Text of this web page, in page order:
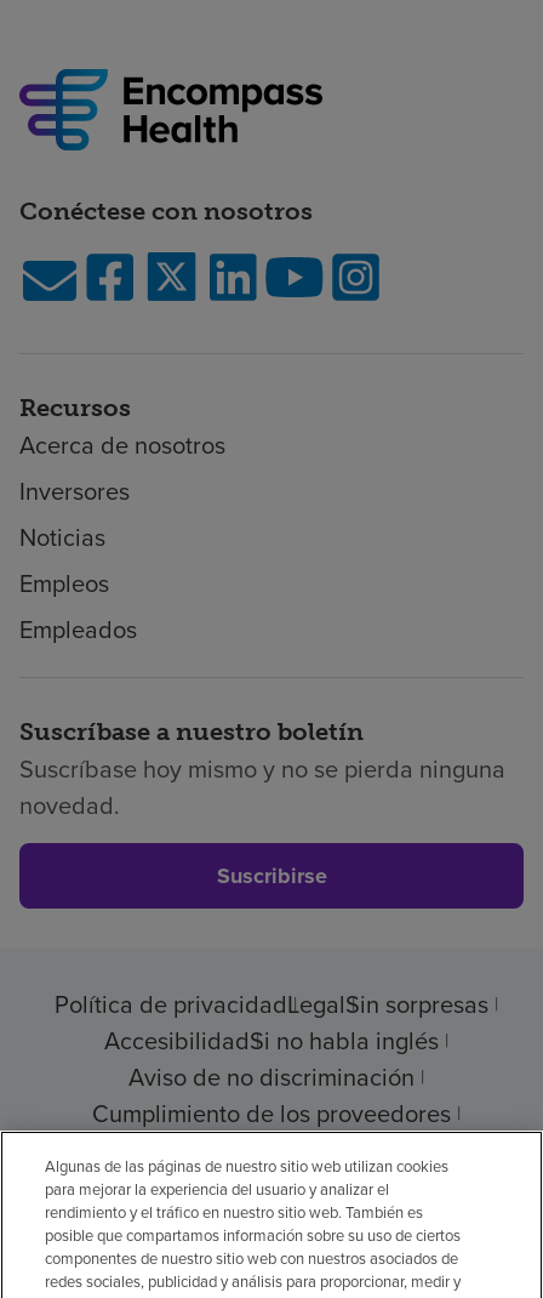
Conéctese con nosotros
Recursos
Acerca de nosotros
Inversores
Noticias
Empleos
Empleados
Suscríbase a nuestro boletín
Suscríbase hoy mismo y no se pierda ninguna
novedad.
Suscribirse
Política de privacidadLegalSin sorpresas
AccesibilidadSi no habla inglés
Aviso de no discriminación
Cumplimiento de los proveedores
Transparencia de precios
© 2026 Encompass Health Corporation
Algunas de las páginas de nuestro sitio web utilizan cookies
para mejorar la experiencia del usuario y analizar el
rendimiento y el tráfico en nuestro sitio web. También es
posible que compartamos información sobre su uso de ciertos
componentes de nuestro sitio web con nuestros asociados de
redes sociales, publicidad y análisis para proporcionar, medir y